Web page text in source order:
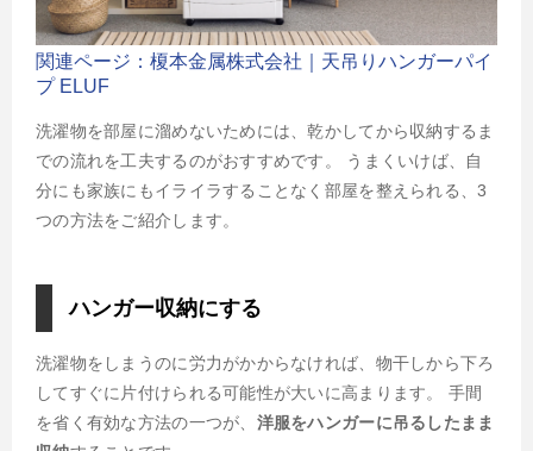
関連ページ：榎本金属株式会社｜天吊りハンガーパイ
プ ELUF
洗濯物を部屋に溜めないためには、乾かしてから収納するま
での流れを工夫するのがおすすめです。 うまくいけば、自
分にも家族にもイライラすることなく部屋を整えられる、3
つの方法をご紹介します。
ハンガー収納にする
洗濯物をしまうのに労力がかからなければ、物干しから下ろ
してすぐに片付けられる可能性が大いに高まります。 手間
を省く有効な方法の一つが、 洋服をハンガーに吊るしたまま